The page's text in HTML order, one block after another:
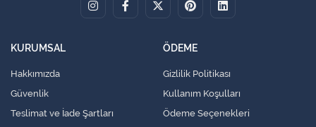
KURUMSAL
Hakkımızda
Güvenlik
Teslimat ve İade Şartları
ÖDEME
Gizlilik Politikası
Kullanım Koşulları
Ödeme Seçenekleri